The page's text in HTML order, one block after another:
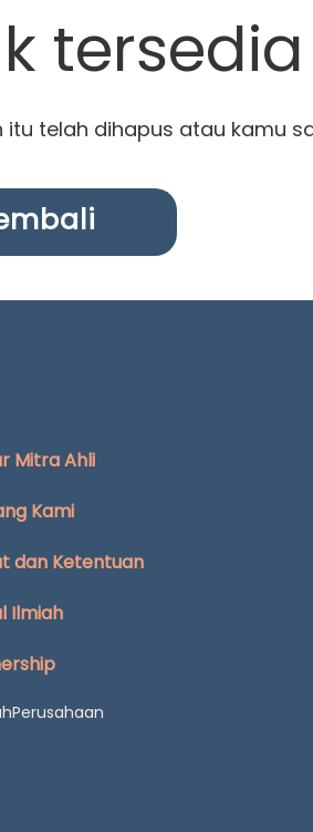
tersedia
telah dihapus atau kamu
Mitra Ahli
Kami
dan Ketentuan
Ilmiah
Perusahaan